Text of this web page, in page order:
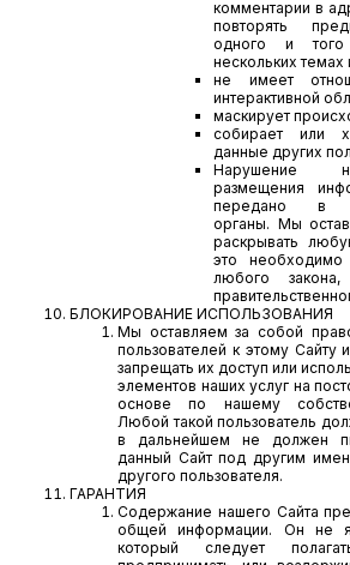
комментарии в
повторять
одного и
нескольких темах
не имеет
интерактивной
маскирует
собирает или
данные других
Нарушение
размещения
передано в
органы. Мы
раскрывать
это необходимо
любого закона,
БЛОКИРОВАНИЕ ИСПОЛЬЗОВАНИЯ
Мы оставляем за собой
пользователей к этому Сайту
запрещать их доступ или
элементов наших услуг на
основе по нашему
Любой такой пользователь
в дальнейшем не должен
данный Сайт под другим
другого пользователя.
ГАРАНТИЯ
Содержание нашего Сайта
общей информации. Он не
который следует